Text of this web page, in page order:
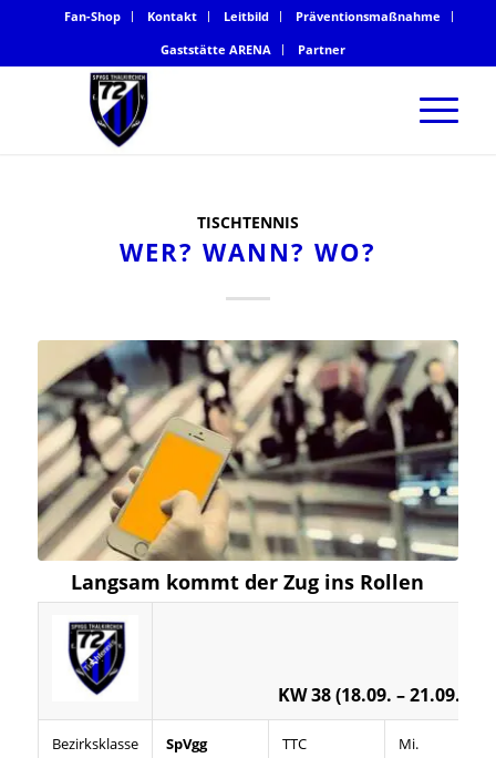
Fan-Shop Kontakt Leitbild
Präventionsmaßnahme
Gaststätte ARENA
Partner
TISCHTENNIS
WER? WANN? WO?
Langsam kommt der Zug ins Rollen
KW 38 (18.09. – 21.09.)
Bezirksklasse
SpVgg
TTC
Mi.